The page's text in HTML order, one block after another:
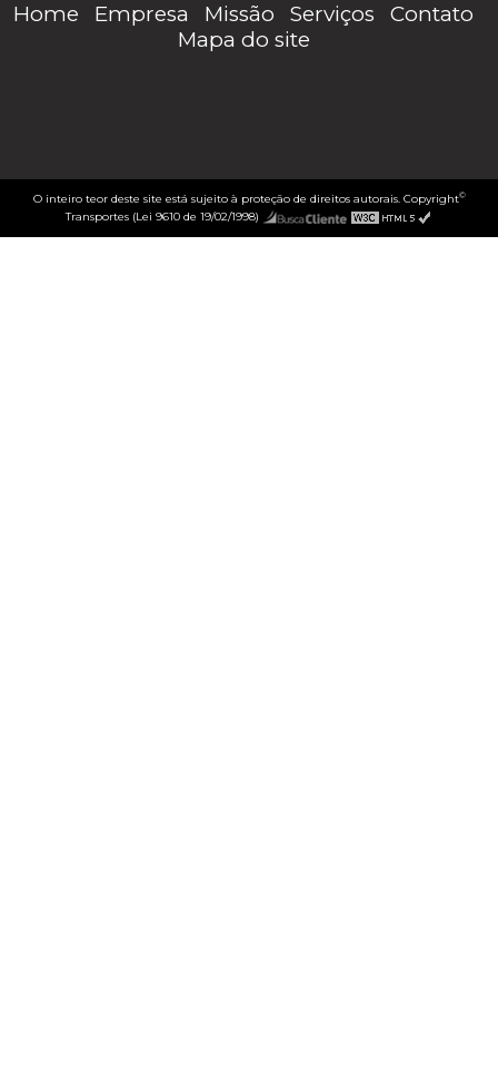
Home Empresa Missão Serviços
Contato
Mapa do site
O inteiro teor deste site está sujeito à proteção de direitos autorais. Copyright©
Transportes (Lei 9610 de 19/02/1998)